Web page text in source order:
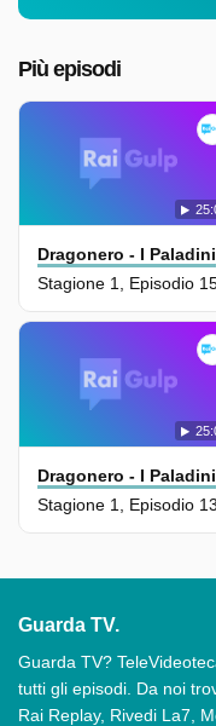
Più episodi
Dragonero - I Paladini
Stagione 1, Episodio
Dragonero - I Paladini
Stagione 1, Episodio 13
Guarda TV.
Guarda TV?
tutti gli episodi. Da noi
Rai Replay, Rivedi La7,